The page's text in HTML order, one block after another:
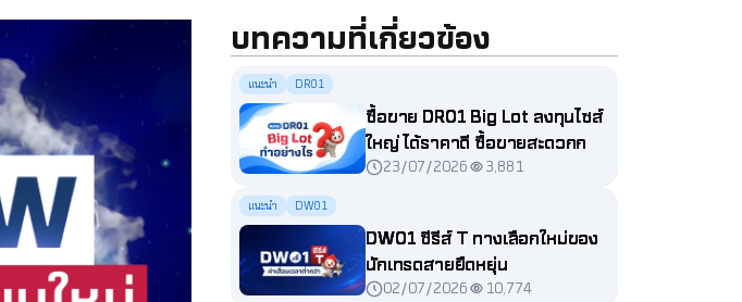
บทความที่เกี่ยวข้อง
แนะนำ DR01
ซื้อขาย DR01 Big Lot ลงทุนไซส์
ใหญ่ ได้ราคาดี ซื้อขายสะดวกกว่า
ที่คิด23/07/2026 3,881
แนะนำ DW01
DW01 ซีรีส์ T ทางเลือกใหม่ของ
นักเทรดสายยืดหยุ่น
02/07/2026 10,774